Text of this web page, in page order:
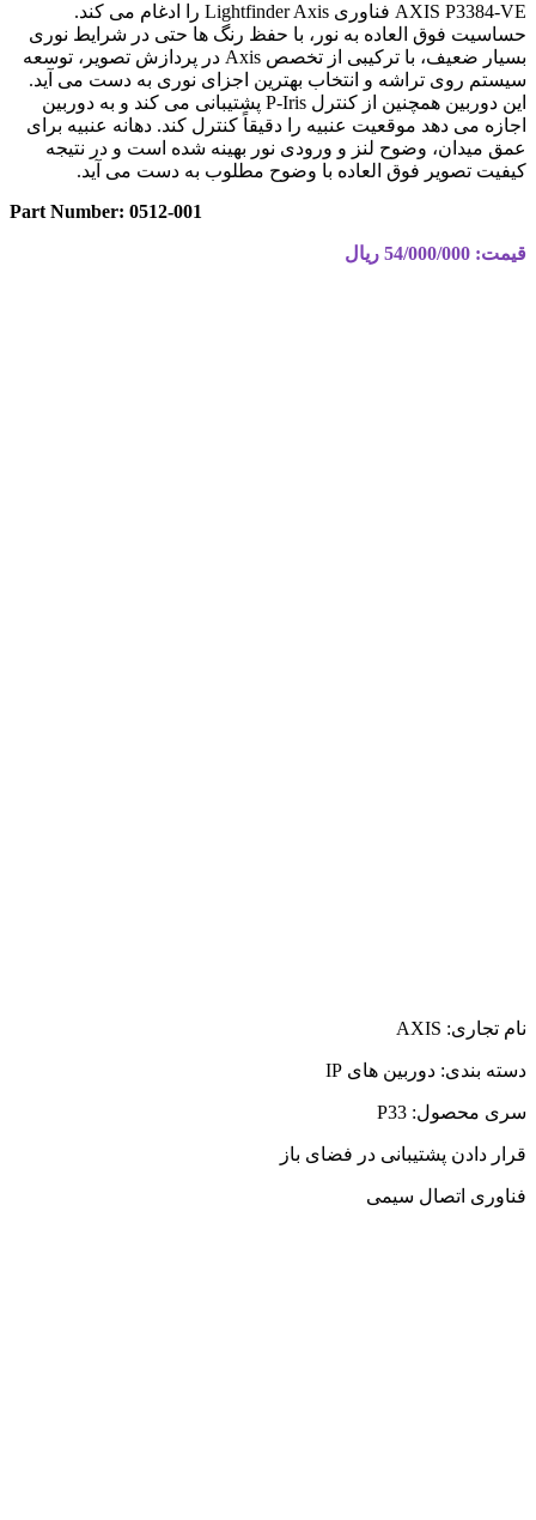
AXIS P3384-VE فناوری Lightfinder Axis را ادغام می کند.
حساسیت فوق العاده به نور، با حفظ رنگ ها حتی در شرایط نوری
بسیار ضعیف، با ترکیبی از تخصص Axis در پردازش تصویر، توسعه
سیستم روی تراشه و انتخاب بهترین اجزای نوری به دست می آید.
این دوربین همچنین از کنترل P-Iris پشتیبانی می کند و به دوربین
اجازه می دهد موقعیت عنبیه را دقیقاً کنترل کند. دهانه عنبیه برای
عمق میدان، وضوح لنز و ورودی نور بهینه شده است و در نتیجه
کیفیت تصویر فوق العاده با وضوح مطلوب به دست می آید.
Part Number: 0512-001
قیمت: 54/000/000 ریال
نام تجاری: AXIS
دسته بندی: دوربین های IP
سری محصول: P33
قرار دادن پشتیبانی در فضای باز
فناوری اتصال سیمی